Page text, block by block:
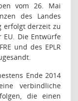
vom 26. Mai
des Landes
erfolgt derzeit zu
Die Entwürfe
und des EPLR
Ende 2014
verbindliche
die einen